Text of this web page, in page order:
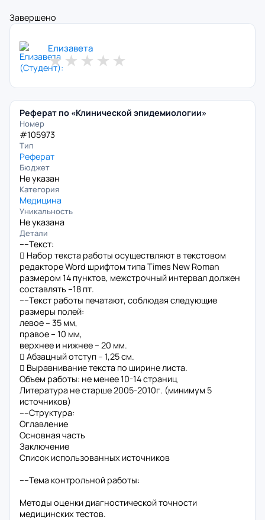
Завершено
Елизавета
★ ★ ★ ★ ★
Реферат по «Клинической эпидемиологии»
Номер
#105973
Тип
Реферат
Бюджет
Не указан
Категория
Медицина
Уникальность
Не указана
Детали
----Текст:
 Набор текста работы осуществляют в текстовом
редакторе Word шрифтом типа Times New Roman
размером 14 пунктов, межстрочный интервал должен
составлять –18 пт.
----Текст работы печатают, соблюдая следующие
размеры полей:
левое – 35 мм,
правое – 10 мм,
верхнее и нижнее – 20 мм.
 Абзацный отступ – 1,25 см.
 Выравнивание текста по ширине листа.
Объем работы: не менее 10-14 страниц
Литература не старше 2005-2010г. (минимум 5
источников)
----Структура:
Оглавление
Основная часть
Заключение
Список использованных источников
----Тема контрольной работы:
Методы оценки диагностической точности
медицинских тестов.